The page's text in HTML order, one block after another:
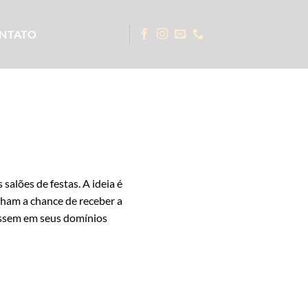
de festas. A ideia é
a chance de receber a
em seus domínios